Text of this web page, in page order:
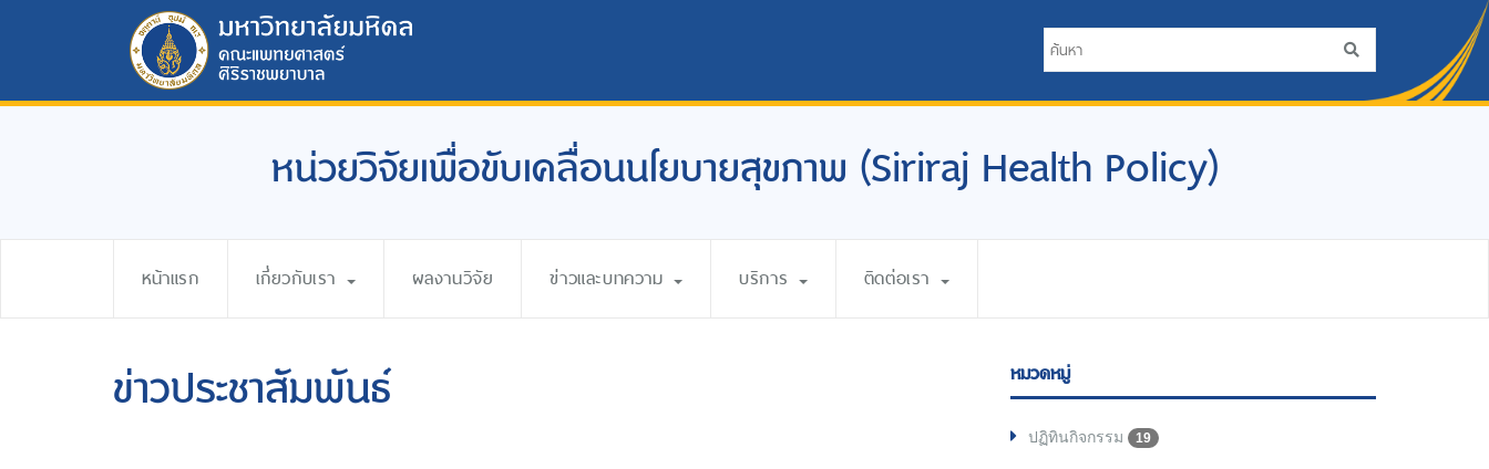
หน่วยวิจัยเพื่อขับเคลื่อนนโยบายสุขภาพ (Siriraj Health Policy)
หน้าแรก เกี่ยวกับเรา ผลงานวิจัย ข่าวและบทความ บริการ ติดต่อเรา
ข่าวประชาสัมพันธ์ หมวดหมู่
ปฏิทินกิจกรรม 19